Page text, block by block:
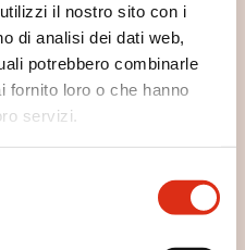
il nostro sito con i
di analisi dei dati web,
potrebbero combinarle
fornito loro o che hanno
servizi.
con cereali